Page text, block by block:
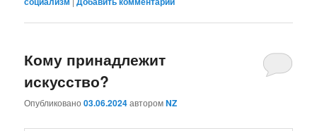
Кому принадлежит
искусство?
Опубликовано03.06.2024авторомNZ